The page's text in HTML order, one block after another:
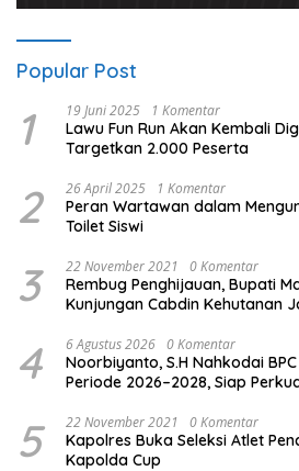
Popular Post
1 19 Juni 2025 1 Komentar
Lawu Fun Run Akan Kembali
Targetkan 2.000 Peserta
2 26 April 2025 1 Komentar
Peran Wartawan dalam
Toilet Siswi
3 22 November 2021 0 Komentar
Rembug Penghijauan, Bupati
Kunjungan Cabdin Kehutanan
4 6 Agustus 2026 0 Komentar
Noorbiyanto, S.H Nahkodai
Periode 2026–2028, Siap
5 22 November 2021 0 Komentar
Kapolres Buka Seleksi Atlet
Kapolda Cup